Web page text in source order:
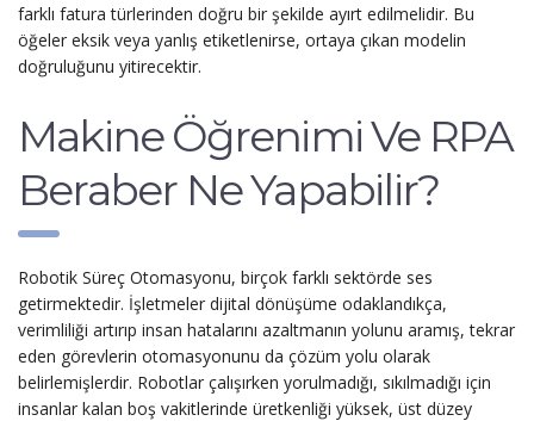
farklı fatura türlerinden doğru bir şekilde ayırt edilmelidir. Bu
öğeler eksik veya yanlış etiketlenirse, ortaya çıkan modelin
doğruluğunu yitirecektir.
Makine Öğrenimi Ve RPA
Beraber Ne Yapabilir?
Robotik Süreç Otomasyonu, birçok farklı sektörde ses
getirmektedir. İşletmeler dijital dönüşüme odaklandıkça,
verimliliği artırıp insan hatalarını azaltmanın yolunu aramış, tekrar
eden görevlerin otomasyonunu da çözüm yolu olarak
belirlemişlerdir. Robotlar çalışırken yorulmadığı, sıkılmadığı için
insanlar kalan boş vakitlerinde üretkenliği yüksek, üst düzey